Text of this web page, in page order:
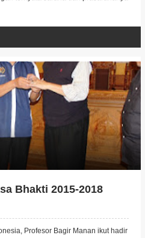
Bhakti 2015-2018
Profesor Bagir Manan ikut hadir